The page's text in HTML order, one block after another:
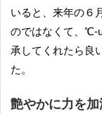
いると、来年の６
のではなくて、℃-
承してくれたら良
た。
艶やかに力を